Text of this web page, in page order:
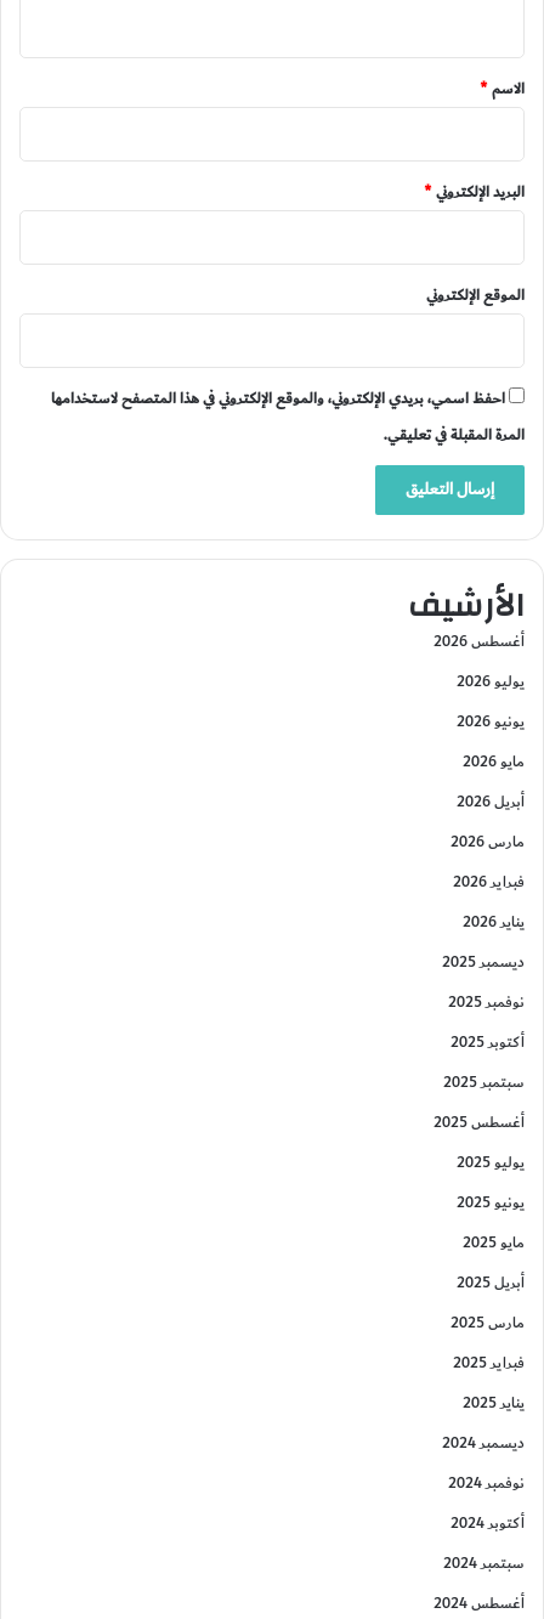
*
الاسم*
البريد الإلكتروني*
الموقع الإلكتروني
احفظ اسمي، بريدي الإلكتروني، والموقع الإلكتروني في هذا المتصفح لاستخدامها
المرة المقبلة في تعليقي.
الأرشيف
أغسطس 2026
يوليو 2026
يونيو 2026
مايو 2026
أبريل 2026
مارس 2026
فبراير 2026
يناير 2026
ديسمبر 2025
نوفمبر 2025
أكتوبر 2025
سبتمبر 2025
أغسطس 2025
يوليو 2025
يونيو 2025
مايو 2025
أبريل 2025
مارس 2025
فبراير 2025
يناير 2025
ديسمبر 2024
نوفمبر 2024
أكتوبر 2024
سبتمبر 2024
أغسطس 2024